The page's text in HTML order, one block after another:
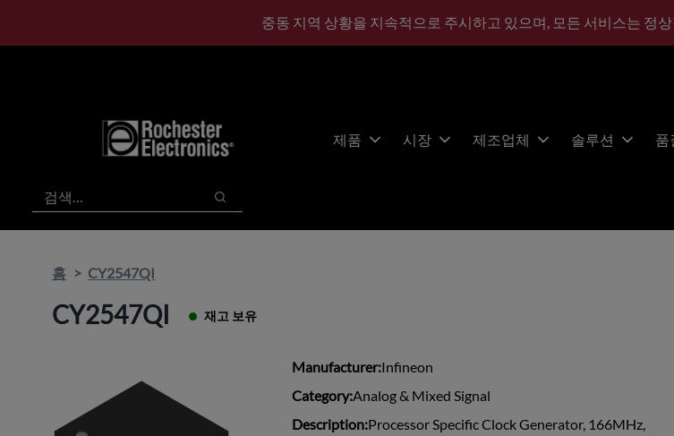
중동 지역 상황을 지속적으로 주시하고 있으며, 모든 서비스는 정
제품 시장 제조업체 솔루션 품
검색
검색
홈 CY2547QI
CY2547QI 재고 보유
Manufacturer:Infineon
Category:Analog & Mixed Signal
Description:Processor Specific Clock Generator, 166MHz,